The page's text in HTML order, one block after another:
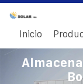
Inicio